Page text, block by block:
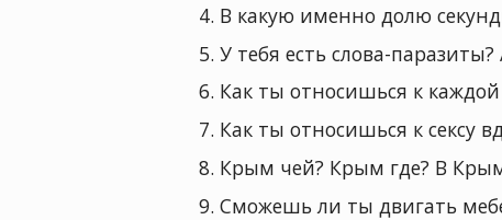
В какую именно долю
У тебя есть слова-
Как ты относишься к
Как ты относишься к сексу
Крым чей? Крым где? В
Сможешь ли ты двигать